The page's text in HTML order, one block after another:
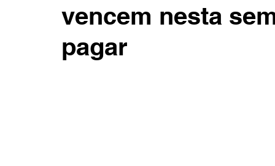
Segurança Pública
vencem nesta
pagar